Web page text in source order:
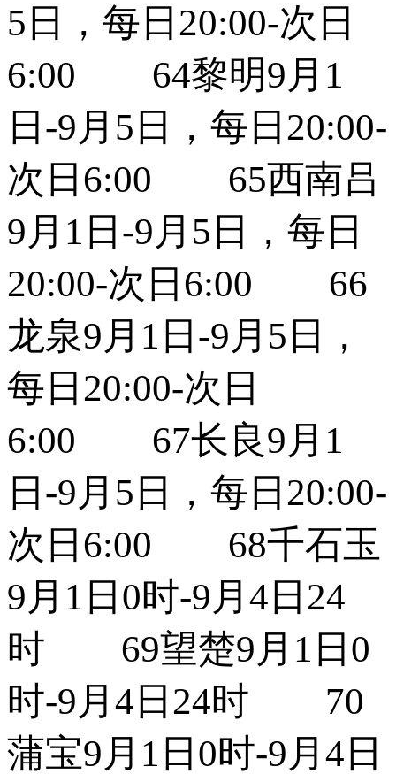
5日，每日20:00-次日
6:00 64黎明9月1
日-9月5日，每日20:00-
次日6:00 65西南吕
9月1日-9月5日，每日
20:00-次日6:00 66
龙泉9月1日-9月5日，
每日20:00-次日
6:00 67长良9月1
日-9月5日，每日20:00-
次日6:00 68千石玉
9月1日0时-9月4日24
时 69望楚9月1日0
时-9月4日24时 70
蒲宝9月1日0时-9月4日